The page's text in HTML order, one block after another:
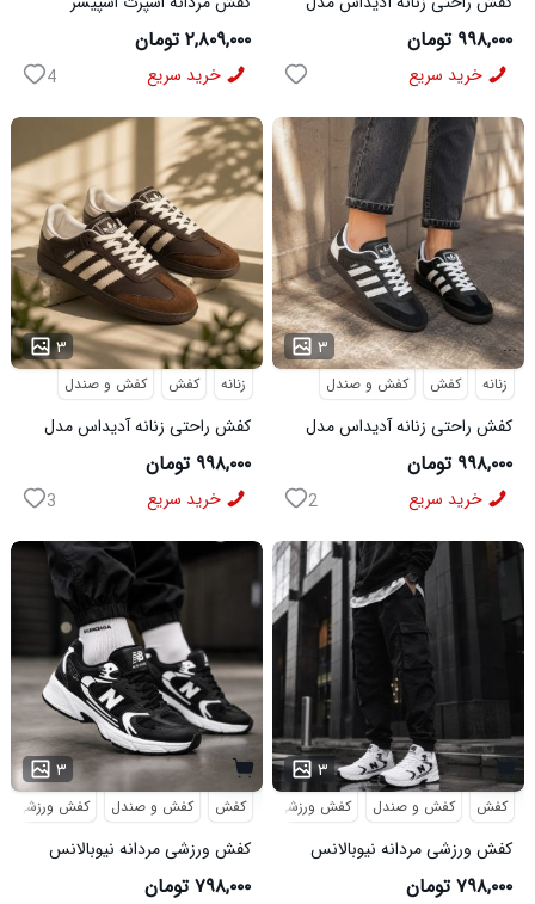
50728
۲,۸۰۹,۰۰۰ تومان
خرید سریع 4
سامبا سفید
۹۹۸,۰۰۰ تومان
خرید سریع
۳ ...
زنانه کفش کفش و صندل
کفش راحتی زنانه آدیداس مدل
سامبا قهوه ای
۹۹۸,۰۰۰ تومان
خرید سریع 3
۳ ...
زنانه کفش کفش و صندل
کفش راحتی زنانه آدیداس مدل
سامبا مشکی
۹۹۸,۰۰۰ تومان
خرید سریع 2
۳
کفش کفش و صندل کفش ورزشی
کفش ورزشی مردانه نیوبالانس
مدل NB مشکی
۷۹۸,۰۰۰ تومان
۳
کفش کفش و صندل کفش ورزشی
کفش ورزشی مردانه نیوبالانس
مدل NB سفید
۷۹۸,۰۰۰ تومان